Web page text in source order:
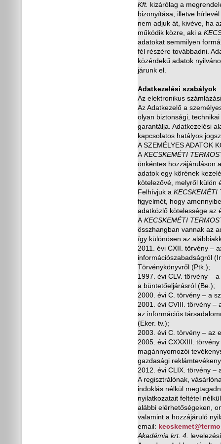
Kft. kizárólag a
bizonyítása, illetve
nem adjuk át, kivéve, ha
működik közre, aki a
adatokat semmilyen
fél részére továbbadni.
közérdekű adatok
járunk el.
Adatkezelési szabályok
Az elektronikus
Az Adatkezelő a
olyan biztonsági,
garantálja. Adatkezelési
kapcsolatos hatályos
A SZEMÉLYES ADATOK
A KECSKEMÉTI
önkéntes hozzájáruláson
adatok egy körének
kötelezővé, melyről külön
Felhívjuk a KECSKEMÉTI
figyelmét, hogy
adatközlő kötelessége az
A KECSKEMÉTI
összhangban vannak az
így különösen az
2011. évi CXII. törvény –
információszabadságról
Törvénykönyvről (Ptk.);
1997. évi CLV. törvény –
a büntetőeljárásról (Be.);
2000. évi C. törvény – a
2001. évi CVIII. törvény –
az információs
(Eker. tv.);
2003. évi C. törvény – az
2005. évi CXXXIII.
magánnyomozói
gazdasági
2012. évi CLIX. törvény –
A regisztrálónak,
indoklás nélkül
nyilatkozatait feltétel
alábbi elérhetőségeken,
valamint a hozzájáruló
email:
Akadémia krt. 4.